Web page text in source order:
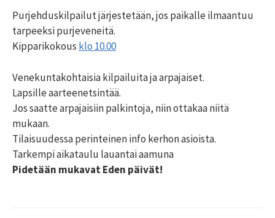
Purjehduskilpailut järjestetään, jos paikalle ilmaantuu
tarpeeksi purjeveneitä.
Kipparikokous klo 10.00
Venekuntakohtaisia kilpailuita ja arpajaiset.
Lapsille aarteenetsintää.
Jos saatte arpajaisiin palkintoja, niin ottakaa niitä
mukaan.
Tilaisuudessa perinteinen info kerhon asioista.
Tarkempi aikataulu lauantai aamuna
Pidetään mukavat Eden päivät!